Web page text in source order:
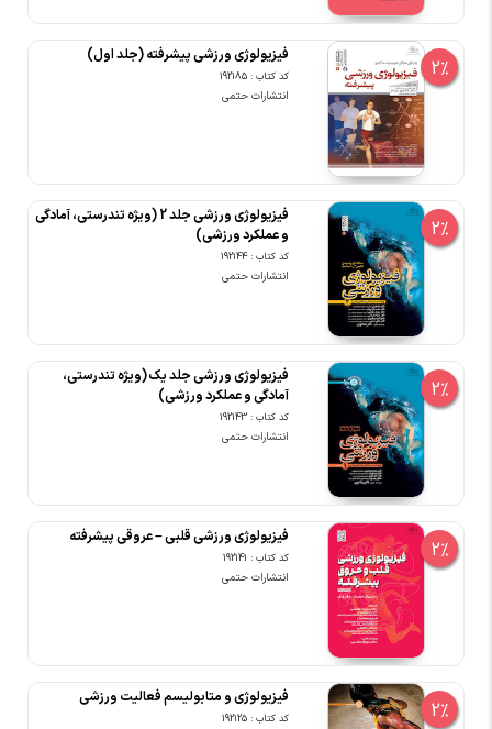
2%
فیزیولوژی ورزشی پیشرفته (جلد اول)
کد کتاب : 192185
انتشارات حتمی
2%
فیزیولوژی ورزشی جلد 2 (ویژه تندرستی، آمادگی
و عملکرد ورزشی)
کد کتاب : 192144
انتشارات حتمی
2%
فیزیولوژی ورزشی جلد یک (ویژه تندرستی،
آمادگی و عملکرد ورزشی)
کد کتاب : 192143
انتشارات حتمی
2%
فیزیولوژی ورزشی قلبی – عروقی پیشرفته
کد کتاب : 192141
انتشارات حتمی
2%
فیزیولوژی و متابولیسم فعالیت ورزشی
کد کتاب : 192125